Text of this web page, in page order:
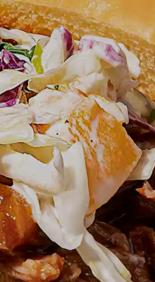
Y RAPIDAS